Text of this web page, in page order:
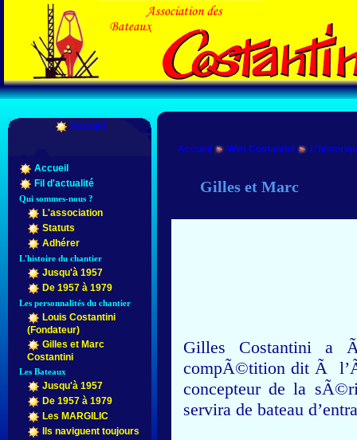
Accueil
Accueil
Fil d'actualité
Qui sommes-nous ?
L'association
Statuts
Adhérer
L'histoire du chantier
Jusqu'à 1957
De 1957 à 1979
Les personnalités du chantier
Louis Costantini
(Fondateur)
Gilles et Marc
Costantini
Les Bateaux
Jusqu'à 1957
De 1957 à 1979
Les MARGILIC
Ils naviguent toujours
Accueil Wiki Costantini
Gilles et Marc
Gilles Costantini a
compÃ©tition dit Ã
concepteur de la
servira de bateau